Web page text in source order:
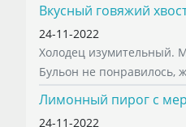
Вкусный говяжий
24-11-2022
Холодец изумительный.
Бульон не понравилось,
Лимонный пирог с
24-11-2022